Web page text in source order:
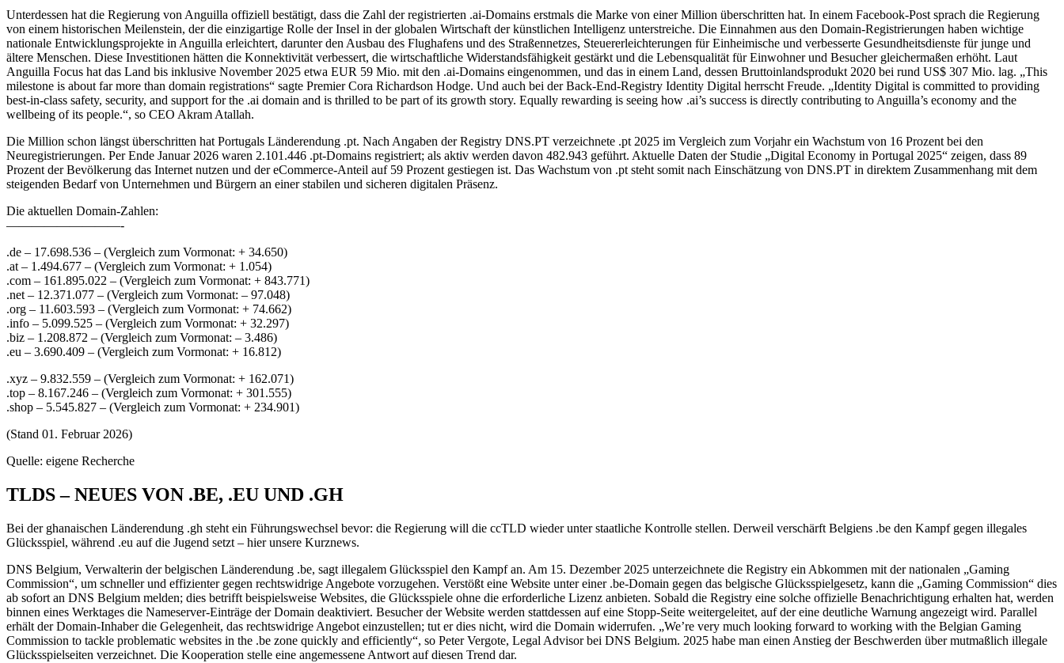
Unterdessen hat die Regierung von Anguilla offiziell bestätigt, dass die Zahl der registrierten .ai-Domains erstmals die Marke von einer Million überschritten hat. In einem Facebook-Post sprach die Regierung
von einem historischen Meilenstein, der die einzigartige Rolle der Insel in der globalen Wirtschaft der künstlichen Intelligenz unterstreiche. Die Einnahmen aus den Domain-Registrierungen haben wichtige
nationale Entwicklungsprojekte in Anguilla erleichtert, darunter den Ausbau des Flughafens und des Straßennetzes, Steuererleichterungen für Einheimische und verbesserte Gesundheitsdienste für junge und
ältere Menschen. Diese Investitionen hätten die Konnektivität verbessert, die wirtschaftliche Widerstandsfähigkeit gestärkt und die Lebensqualität für Einwohner und Besucher gleichermaßen erhöht. Laut
Anguilla Focus hat das Land bis inklusive November 2025 etwa EUR 59 Mio. mit den .ai-Domains eingenommen, und das in einem Land, dessen Bruttoinlandsprodukt 2020 bei rund US$ 307 Mio. lag. „This
milestone is about far more than domain registrations“ sagte Premier Cora Richardson Hodge. Und auch bei der Back-End-Registry Identity Digital herrscht Freude. „Identity Digital is committed to providing
best-in-class safety, security, and support for the .ai domain and is thrilled to be part of its growth story. Equally rewarding is seeing how .ai’s success is directly contributing to Anguilla’s economy and the
wellbeing of its people.“, so CEO Akram Atallah.
Die Million schon längst überschritten hat Portugals Länderendung .pt. Nach Angaben der Registry DNS.PT verzeichnete .pt 2025 im Vergleich zum Vorjahr ein Wachstum von 16 Prozent bei den
Neuregistrierungen. Per Ende Januar 2026 waren 2.101.446 .pt-Domains registriert; als aktiv werden davon 482.943 geführt. Aktuelle Daten der Studie „Digital Economy in Portugal 2025“ zeigen, dass 89
Prozent der Bevölkerung das Internet nutzen und der eCommerce-Anteil auf 59 Prozent gestiegen ist. Das Wachstum von .pt steht somit nach Einschätzung von DNS.PT in direktem Zusammenhang mit dem
steigenden Bedarf von Unternehmen und Bürgern an einer stabilen und sicheren digitalen Präsenz.
Die aktuellen Domain-Zahlen:
—————————-
.de – 17.698.536 – (Vergleich zum Vormonat: + 34.650)
.at – 1.494.677 – (Vergleich zum Vormonat: + 1.054)
.com – 161.895.022 – (Vergleich zum Vormonat: + 843.771)
.net – 12.371.077 – (Vergleich zum Vormonat: – 97.048)
.org – 11.603.593 – (Vergleich zum Vormonat: + 74.662)
.info – 5.099.525 – (Vergleich zum Vormonat: + 32.297)
.biz – 1.208.872 – (Vergleich zum Vormonat: – 3.486)
.eu – 3.690.409 – (Vergleich zum Vormonat: + 16.812)
.xyz – 9.832.559 – (Vergleich zum Vormonat: + 162.071)
.top – 8.167.246 – (Vergleich zum Vormonat: + 301.555)
.shop – 5.545.827 – (Vergleich zum Vormonat: + 234.901)
(Stand 01. Februar 2026)
Quelle: eigene Recherche
TLDS – NEUES VON .BE, .EU UND .GH
Bei der ghanaischen Länderendung .gh steht ein Führungswechsel bevor: die Regierung will die ccTLD wieder unter staatliche Kontrolle stellen. Derweil verschärft Belgiens .be den Kampf gegen illegales
Glücksspiel, während .eu auf die Jugend setzt – hier unsere Kurznews.
DNS Belgium, Verwalterin der belgischen Länderendung .be, sagt illegalem Glücksspiel den Kampf an. Am 15. Dezember 2025 unterzeichnete die Registry ein Abkommen mit der nationalen „Gaming
Commission“, um schneller und effizienter gegen rechtswidrige Angebote vorzugehen. Verstößt eine Website unter einer .be-Domain gegen das belgische Glücksspielgesetz, kann die „Gaming Commission“ dies
ab sofort an DNS Belgium melden; dies betrifft beispielsweise Websites, die Glücksspiele ohne die erforderliche Lizenz anbieten. Sobald die Registry eine solche offizielle Benachrichtigung erhalten hat, werden
binnen eines Werktages die Nameserver-Einträge der Domain deaktiviert. Besucher der Website werden stattdessen auf eine Stopp-Seite weitergeleitet, auf der eine deutliche Warnung angezeigt wird. Parallel
erhält der Domain-Inhaber die Gelegenheit, das rechtswidrige Angebot einzustellen; tut er dies nicht, wird die Domain widerrufen. „We’re very much looking forward to working with the Belgian Gaming
Commission to tackle problematic websites in the .be zone quickly and efficiently“, so Peter Vergote, Legal Advisor bei DNS Belgium. 2025 habe man einen Anstieg der Beschwerden über mutmaßlich illegale
Glücksspielseiten verzeichnet. Die Kooperation stelle eine angemessene Antwort auf diesen Trend dar.